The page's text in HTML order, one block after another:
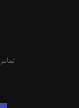
تماس